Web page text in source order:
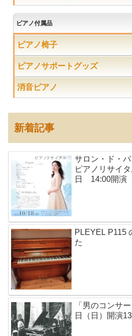
ピアノ付属品
ピアノ椅子
ピアノサポートグ
消音ピアノ
新着記事
サロン・ド・
ピアノリサイ
日 14:00開演
PLEYEL P115
た
「男のコンサ
日（日）開演